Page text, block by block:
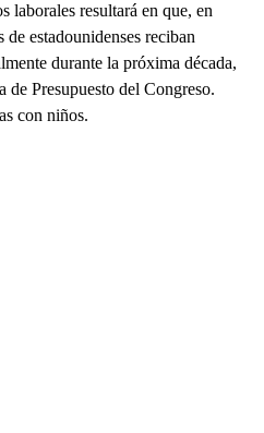
laborales resultará en que, en
estadounidenses reciban
durante la próxima década,
de Presupuesto del Congreso.
con niños.